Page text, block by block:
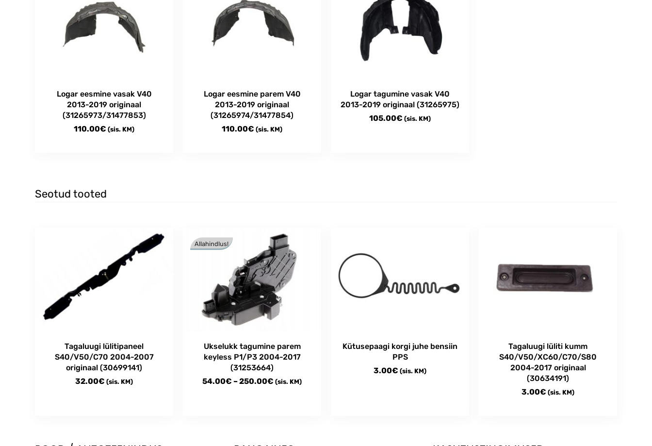
Logar eesmine vasak V40
2013-2019 originaal
(31265973/31477853)
110.00€ (sis. KM)
Logar eesmine parem V40
2013-2019 originaal
(31265974/31477854)
110.00€ (sis. KM)
Logar tagumine vasak V40
2013-2019 originaal (31265975)
105.00€ (sis. KM)
Seotud tooted
Tagaluugi lülitipaneel
S40/V50/C70 2004-2007
originaal (30699141)
32.00€ (sis. KM)
Allahindlus!
Ukselukk tagumine parem
keyless P1/P3 2004-2017
(31253664)
54.00€ –250.00€ Price
(sis. KM)
Kütusepaagi korgi juhe bensiin
PPS
3.00€ (sis. KM)
Tagaluugi lüliti kumm
S40/V50/XC60/C70/S80
2004-2017 originaal
(30634191)
3.00€ (sis. KM)